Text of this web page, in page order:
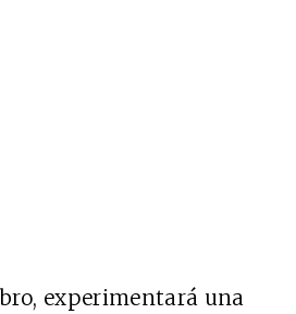
experimentará una